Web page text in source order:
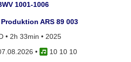
1001-1006
ARS 89 003
• 2h 33min • 2025
•
10 10 10